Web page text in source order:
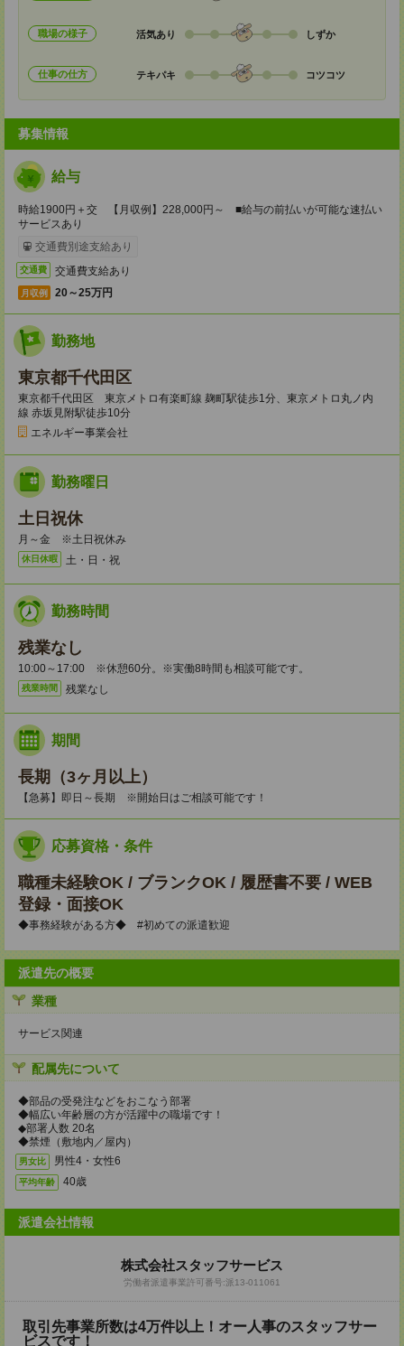
職場の様子 活気あり しずか
仕事の仕方 テキパキ コツコツ
募集情報
給与
時給1900円＋交 【月収例】228,000円～ ■給与の前払いが可能な速払い
サービスあり
交通費別途支給あり
交通費 交通費支給あり
月収例 20～25万円
勤務地
東京都千代田区
東京都千代田区 東京メトロ有楽町線 麹町駅徒歩1分、東京メトロ丸ノ内
線 赤坂見附駅徒歩10分
エネルギー事業会社
勤務曜日
土日祝休
月～金 ※土日祝休み
休日休暇 土・日・祝
勤務時間
残業なし
10:00～17:00 ※休憩60分。※実働8時間も相談可能です。
残業時間 残業なし
期間
長期（3ヶ月以上）
【急募】即日～長期 ※開始日はご相談可能です！
応募資格・条件
職種未経験OK / ブランクOK / 履歴書不要 / WEB
登録・面接OK
◆事務経験がある方◆ #初めての派遣歓迎
派遣先の概要
業種
サービス関連
配属先について
◆部品の受発注などをおこなう部署
◆幅広い年齢層の方が活躍中の職場です！
◆部署人数 20名
◆禁煙（敷地内／屋内）
男女比 男性4・女性6
平均年齢 40歳
派遣会社情報
株式会社スタッフサービス
労働者派遣事業許可番号:派13-011061
取引先事業所数は4万件以上！オー人事のスタッフサー
ビスです！